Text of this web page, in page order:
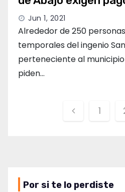
Jun 1, 2021
Alrededor de 250
temporales del ingenio
perteneciente al
piden…
1
Por si te lo perdiste